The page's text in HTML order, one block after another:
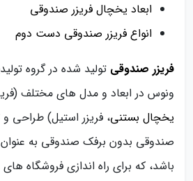
ابعاد یخچال فریزر صندوقی
انواع فریزر صندوقی دست دوم
فریزر صندوقی تولید شده در گروه
ونوس در ابعاد و مدل های مختلف
یخچال بستنی، فریزر استیل) طراحی
صندوقی بدون برفک صندوقی به
باشد، که برای راه اندازی فروشگاه